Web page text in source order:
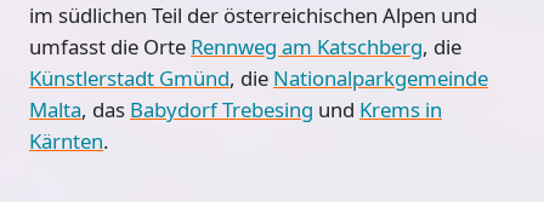
im südlichen Teil der österreichischen Alpen und
umfasst die Orte Rennweg am Katschberg, die
Künstlerstadt Gmünd, die Nationalparkgemeinde
Malta, das Babydorf Trebesing und Krems in
Kärnten.